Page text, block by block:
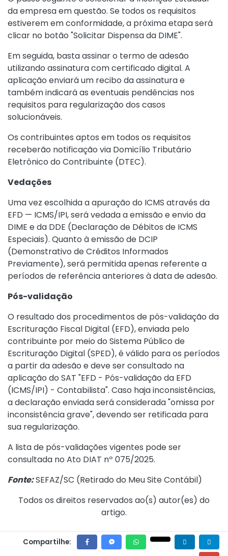
da empresa em questão. Se todos os requisitos
estiverem em conformidade, a próxima etapa será
clicar no botão "Solicitar Dispensa da DIME".
Em seguida, basta assinar o termo de adesão
utilizando assinatura com certificado digital. A
aplicação enviará um recibo da assinatura e
também indicará as eventuais pendências nos
requisitos para regularização dos casos
solucionáveis.
Os contribuintes aptos em todos os requisitos
receberão notificação via Domicílio Tributário
Eletrônico do Contribuinte (DTEC).
Vedações
Uma vez escolhida a apuração do ICMS através da
EFD — ICMS/IPI, será vedada a emissão e envio da
DIME e da DDE (Declaração de Débitos de ICMS
Especiais). Quanto à emissão de DCIP
(Demonstrativo de Créditos Informados
Previamente), será permitida apenas referente a
períodos de referência anteriores à data de adesão.
Pós-validação
O resultado dos procedimentos de pós-validação da
Escrituração Fiscal Digital (EFD), enviada pelo
contribuinte por meio do Sistema Público de
Escrituração Digital (SPED), é válido para os períodos
a partir da adesão e deve ser consultado na
aplicação do SAT "EFD - Pós-validação da EFD
(ICMS/IPI) - Contabilista". Caso haja inconsistências,
a declaração enviada será considerada "omissa por
inconsistência grave", devendo ser retificada para
sua regularização.
A lista de pós-validações vigentes pode ser
consultada no Ato DIAT nº 075/2025.
Fonte:SEFAZ/SC (Retirado do Meu Site Contábil)
Todos os direitos reservados ao(s) autor(es) do
artigo.
Compartilhe: